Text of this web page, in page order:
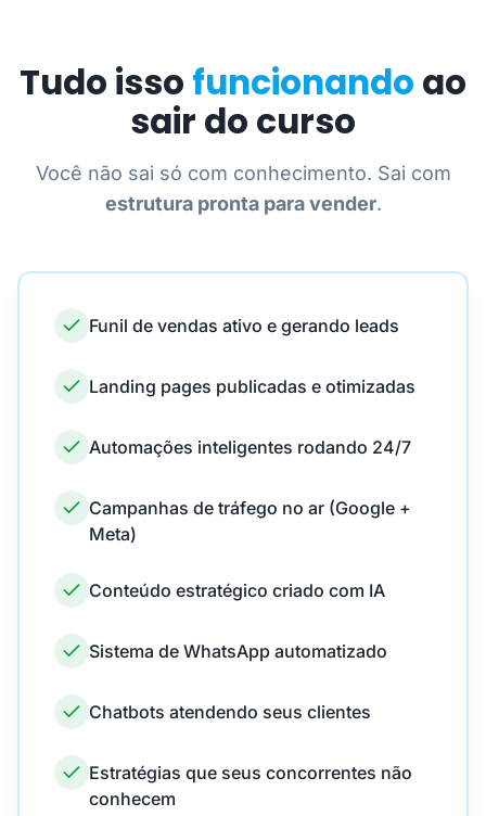
Tudo isso funcionando ao
sair do curso
Você não sai só com conhecimento. Sai com
estrutura pronta para vender.
Funil de vendas ativo e gerando leads
Landing pages publicadas e otimizadas
Automações inteligentes rodando 24/7
Campanhas de tráfego no ar (Google +
Meta)
Conteúdo estratégico criado com IA
Sistema de WhatsApp automatizado
Chatbots atendendo seus clientes
Estratégias que seus concorrentes não
conhecem